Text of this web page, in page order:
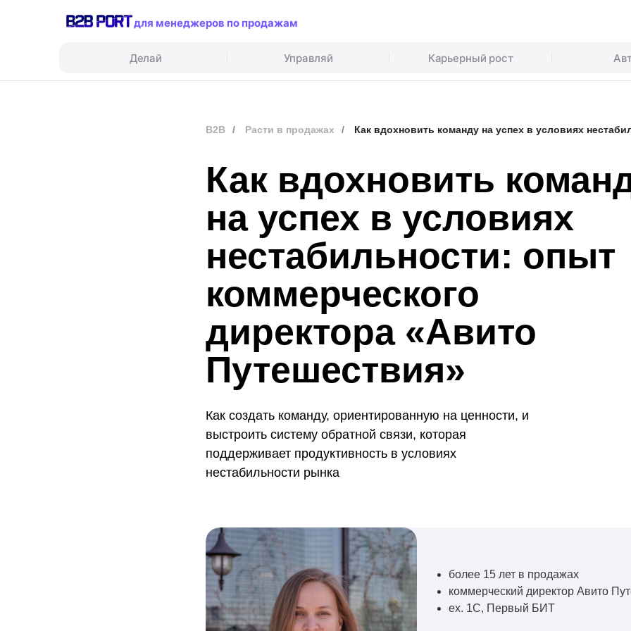
для менеджеров по продажам
Делай Управляй Карьерный рост
B2B / Расти в продажах / Как вдохновить команду на успех в условиях
Как вдохновить
на успех в условиях
нестабильности: опыт
коммерческого
директора «Авито
Путешествия»
Как создать команду, ориентированную на ценности, и
выстроить систему обратной связи, которая
поддерживает продуктивность в условиях
нестабильности рынка
более 15 лет в продажах
коммерческий директор Авито
ex. 1С, Первый БИТ